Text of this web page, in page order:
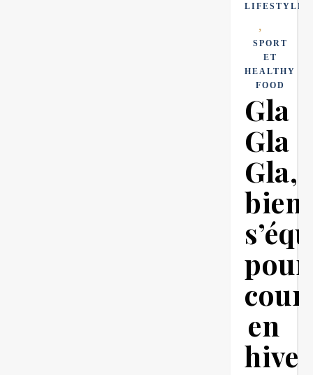
LIFESTYLE
,
SPORT
ET
HEALTHY
FOOD
Gla
Gla
Gla,
bien
pour
en
hiver